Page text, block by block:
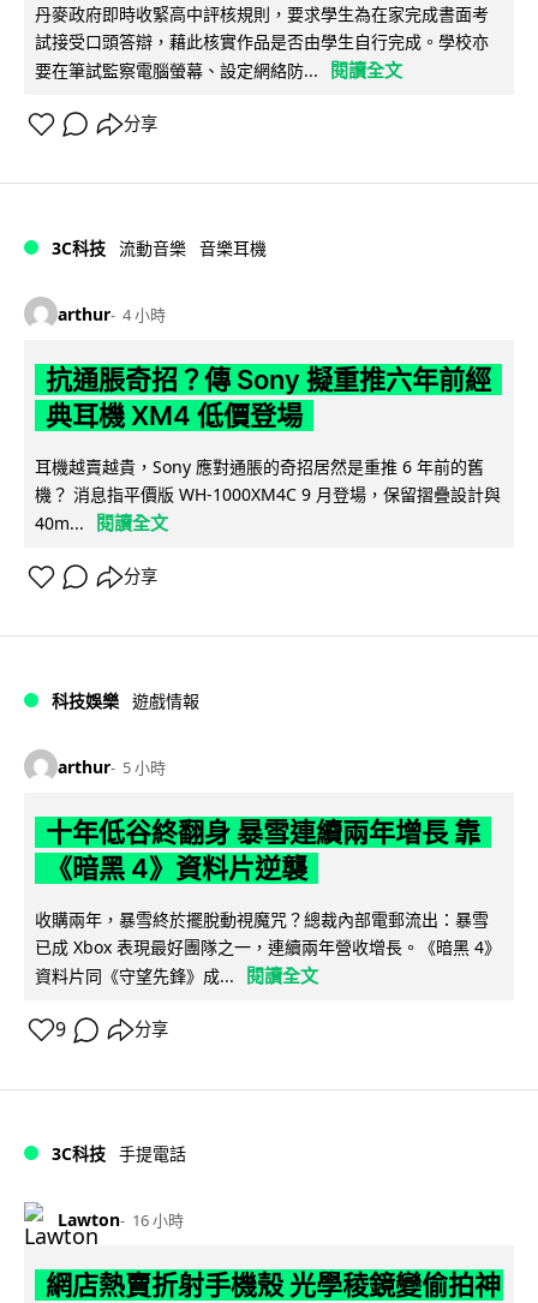
丹麥政府即時收緊高中評核規則，要求學生為在家完成書面考
試接受口頭答辯，藉此核實作品是否由學生自行完成。學校亦
要在筆試監察電腦螢幕、設定網絡防...
閱讀全文
分享
3C科技 流動音樂 音樂耳機
arthur 4 小時
抗通脹奇招？傳 Sony 擬重推六年前經
典耳機 XM4 低價登場
耳機越賣越貴，Sony 應對通脹的奇招居然是重推 6 年前的舊
機？ 消息指平價版 WH-1000XM4C 9 月登場，保留摺疊設計與
40m...
閱讀全文
分享
科技娛樂 遊戲情報
arthur 5 小時
十年低谷終翻身 暴雪連續兩年增長 靠
《暗黑 4》資料片逆襲
收購兩年，暴雪終於擺脫動視魔咒？總裁內部電郵流出：暴雪
已成 Xbox 表現最好團隊之一，連續兩年營收增長。《暗黑 4》
資料片同《守望先鋒》成...
閱讀全文
9 分享
3C科技 手提電話
Lawton 16 小時
網店熱賣折射手機殼 光學稜鏡變偷拍神